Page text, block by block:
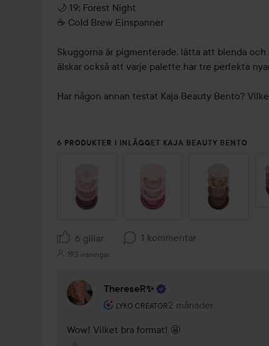
🌙 19: Forest Night
☕ Cold Brew Einspanner
Skuggorna är pigmenterade, lätta att blenda
älskar också att varje palette har tre perfekta
Har någon annan testat Kaja Beauty Bento?
6 PRODUKTER I INLÄGGET KAJA BEAUTY BENTO
6 gillar 1 kommentar
193 visningar
ThereseR✨
LYKO CREATOR
Användarens roll: Lyko Creator.
2 månader
Kommentaren lades 2
Wow! Vilket bra format! 🤩